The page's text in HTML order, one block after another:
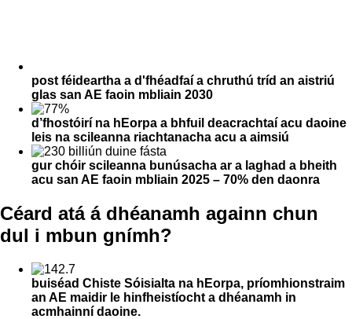
post féideartha a d'fhéadfaí a chruthú tríd an aistriú
glas san AE faoin mbliain 2030
d’fhostóirí na hEorpa a bhfuil deacrachtaí acu daoine
leis na scileanna riachtanacha acu a aimsiú
gur chóir scileanna bunúsacha ar a laghad a bheith
acu san AE faoin mbliain 2025 – 70% den daonra
Céard atá á dhéanamh againn chun
dul i mbun gnímh?
buiséad Chiste Sóisialta na hEorpa, príomhionstraim
an AE maidir le hinfheistíocht a dhéanamh in
acmhainní daoine.